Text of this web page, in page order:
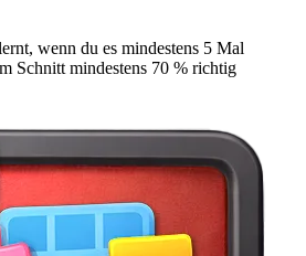
wenn du es mindestens 5 Mal
Schnitt mindestens 70 % richtig